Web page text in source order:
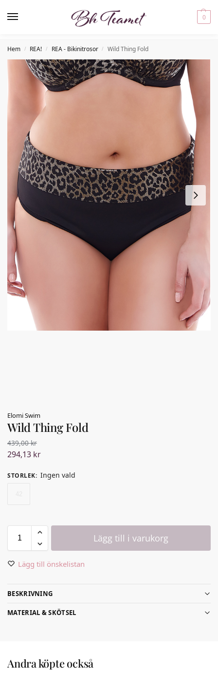
0
Hem / REA! / REA - Bikinitrosor / Wild Thing Fold
Elomi Swim
Wild Thing Fold
439,00kr
294,13 kr
STORLEK: Ingen vald
Lägg till i varukorg
Lägg till önskelistan
BESKRIVNING
MATERIAL & SKÖTSEL
Andra köpte också